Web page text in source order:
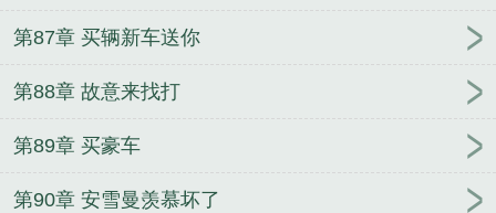
第87章 买辆新车送你
第88章 故意来找打
第89章 买豪车
第90章 安雪曼羡慕坏了